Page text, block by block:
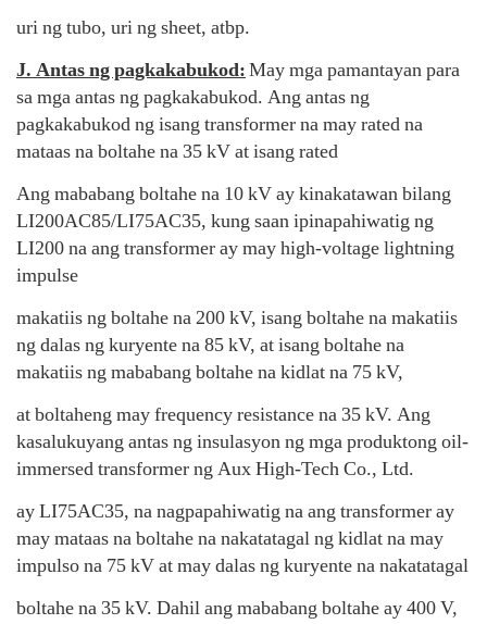
uri ng tubo, uri ng sheet, atbp.
J. Antas ng pagkakabukod:May mga pamantayan para
sa mga antas ng pagkakabukod. Ang antas ng
pagkakabukod ng isang transformer na may rated na
mataas na boltahe na 35 kV at isang rated
Ang mababang boltahe na 10 kV ay kinakatawan bilang
LI200AC85/LI75AC35, kung saan ipinapahiwatig ng
LI200 na ang transformer ay may high-voltage lightning
impulse
makatiis ng boltahe na 200 kV, isang boltahe na makatiis
ng dalas ng kuryente na 85 kV, at isang boltahe na
makatiis ng mababang boltahe na kidlat na 75 kV,
at boltaheng may frequency resistance na 35 kV. Ang
kasalukuyang antas ng insulasyon ng mga produktong oil-
immersed transformer ng Aux High-Tech Co., Ltd.
ay LI75AC35, na nagpapahiwatig na ang transformer ay
may mataas na boltahe na nakatatagal ng kidlat na may
impulso na 75 kV at may dalas ng kuryente na nakatatagal
boltahe na 35 kV. Dahil ang mababang boltahe ay 400 V,